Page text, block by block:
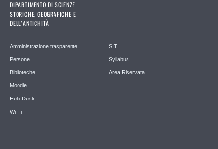
DIPARTIMENTO DI SCIENZE
STORICHE, GEOGRAFICHE E
DELL’ANTICHITÀ
Amministrazione trasparente
Persone
Biblioteche
Moodle
Help Desk
Wi-Fi
SIT
Syllabus
Area Riservata